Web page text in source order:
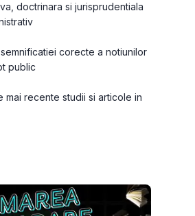
doctrinara si jurisprudentiala
corecte a notiunilor
public
mai recente studii si articole in